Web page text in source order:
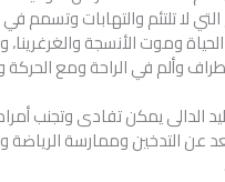
التي لا تلتئم والتهابات
وموت الأنسجة
وألم في الراحة ومع
الدالى يمكن تفادى وتجنب
عن التدخين وممارسة